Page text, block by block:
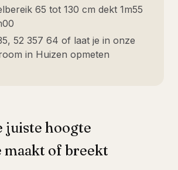
65 tot 130 cm dekt 1m55
52 357 64 of laat je in onze
in Huizen opmeten
juiste hoogte
maakt of breekt